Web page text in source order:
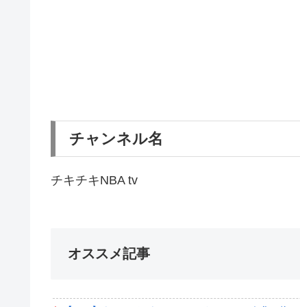
チャンネル名
チキチキNBA tv
オススメ記事